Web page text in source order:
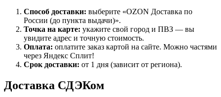
Способ доставки: выберите «OZON Доставка по
России (до пункта выдачи)».
Точка на карте: укажите свой город и ПВЗ — вы
увидите адрес и точную стоимость.
Оплата: оплатите заказ картой на сайте. Можно частями
через Яндекс Сплит!
Срок доставки: от 1 дня (зависит от региона).
Доставка СДЭКом